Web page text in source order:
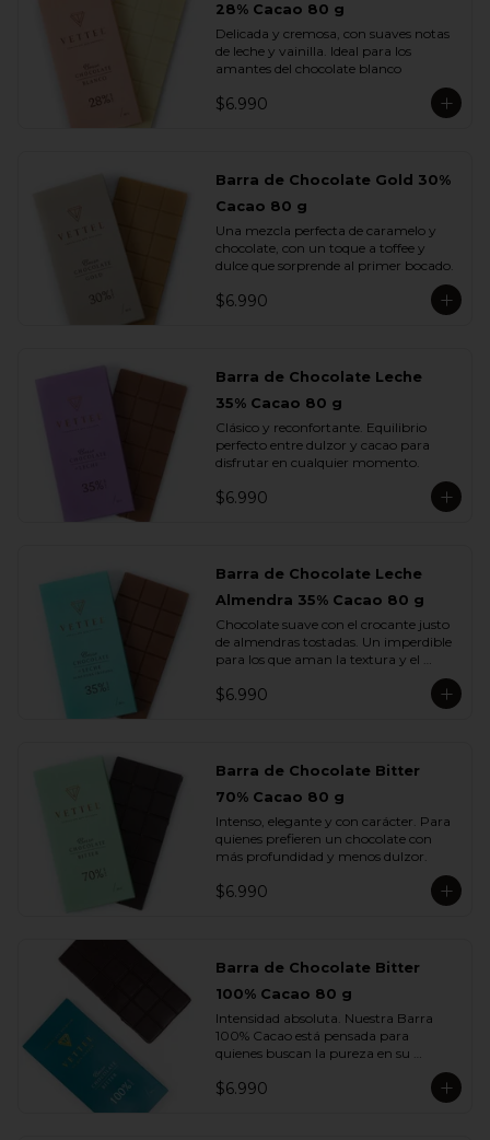
hebras de masa filo tostada con
mantequilla que aportan una textura
crujiente e irresistible.
viaje de sabor profundo y auténtico,
28% Cacao 80 g
Delicada y cremosa, con suaves notas
de leche y vainilla. Ideal para los
amantes del chocolate blanco
$6.990
Barra de Chocolate Gold 30%
Cacao 80 g
Una mezcla perfecta de caramelo y
chocolate, con un toque a toffee y
dulce que sorprende al primer bocado.
$6.990
Barra de Chocolate Leche
35% Cacao 80 g
Clásico y reconfortante. Equilibrio
perfecto entre dulzor y cacao para
disfrutar en cualquier momento.
$6.990
Barra de Chocolate Leche
Almendra 35% Cacao 80 g
Chocolate suave con el crocante justo
de almendras tostadas. Un imperdible
para los que aman la textura y el
$6.990
Barra de Chocolate Bitter
70% Cacao 80 g
Intenso, elegante y con carácter. Para
quienes prefieren un chocolate con
más profundidad y menos dulzor.
$6.990
Barra de Chocolate Bitter
100% Cacao 80 g
Intensidad absoluta. Nuestra Barra
100% Cacao está pensada para
quienes buscan la pureza en su
firme, profundo, terroso y elegante, sin
$6.990